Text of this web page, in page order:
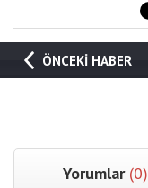
ÖNCEKİ HABER
Yorumlar (0)